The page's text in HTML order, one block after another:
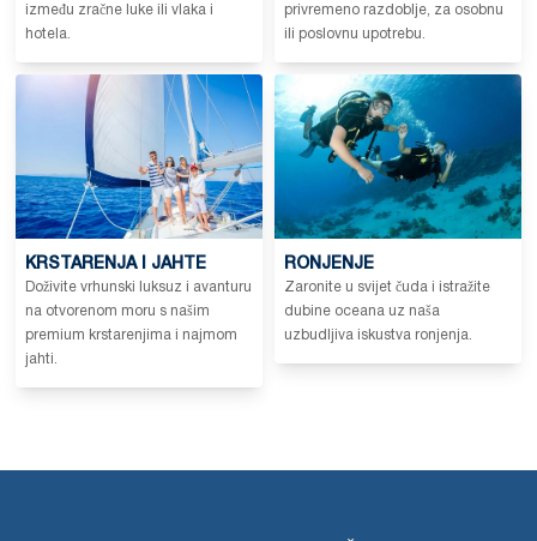
između zračne luke ili vlaka i
hotela.
privremeno razdoblje, za osobnu
ili poslovnu upotrebu.
KRSTARENJA I JAHTE
Doživite vrhunski luksuz i avanturu
na otvorenom moru s našim
premium krstarenjima i najmom
jahti.
RONJENJE
Zaronite u svijet čuda i istražite
dubine oceana uz naša
uzbudljiva iskustva ronjenja.